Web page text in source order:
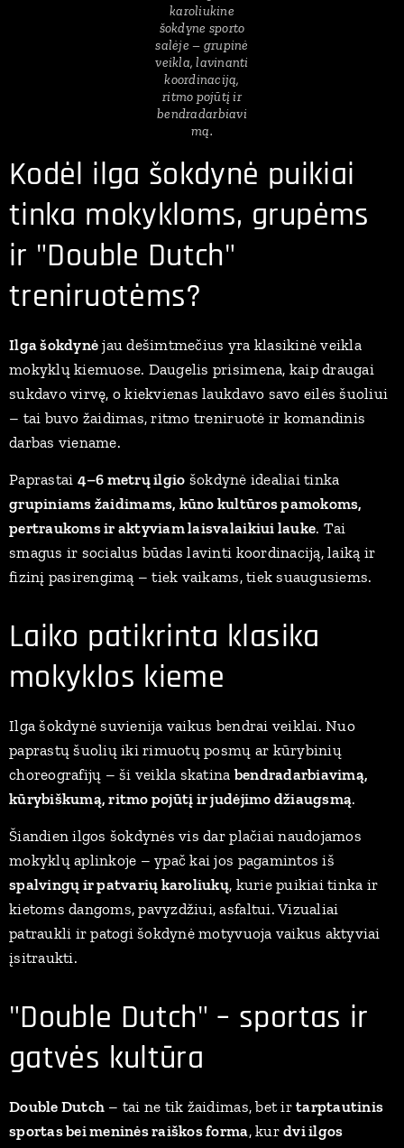
karoliukine
šokdyne sporto
salėje – grupinė
veikla, lavinanti
koordinaciją,
ritmo pojūtį ir
bendradarbiavi
mą.
Kodėl ilga šokdynė puikiai
tinka mokykloms, grupėms
ir "Double Dutch"
treniruotėms?
Ilga šokdynė jau dešimtmečius yra klasikinė veikla
mokyklų kiemuose. Daugelis prisimena, kaip draugai
sukdavo virvę, o kiekvienas laukdavo savo eilės šuoliui
– tai buvo žaidimas, ritmo treniruotė ir komandinis
darbas viename.
Paprastai 4–6 metrų ilgio šokdynė idealiai tinka
grupiniams žaidimams, kūno kultūros pamokoms,
pertraukoms ir aktyviam laisvalaikiui lauke. Tai
smagus ir socialus būdas lavinti koordinaciją, laiką ir
fizinį pasirengimą – tiek vaikams, tiek suaugusiems.
Laiko patikrinta klasika
mokyklos kieme
Ilga šokdynė suvienija vaikus bendrai veiklai. Nuo
paprastų šuolių iki rimuotų posmų ar kūrybinių
choreografijų – ši veikla skatina bendradarbiavimą,
kūrybiškumą, ritmo pojūtį ir judėjimo džiaugsmą.
Šiandien ilgos šokdynės vis dar plačiai naudojamos
mokyklų aplinkoje – ypač kai jos pagamintos iš
spalvingų ir patvarių karoliukų, kurie puikiai tinka ir
kietoms dangoms, pavyzdžiui, asfaltui. Vizualiai
patraukli ir patogi šokdynė motyvuoja vaikus aktyviai
įsitraukti.
"Double Dutch" – sportas ir
gatvės kultūra
Double Dutch – tai ne tik žaidimas, bet irtarptautinis
sportas bei meninės raiškos forma, kurdvi ilgos